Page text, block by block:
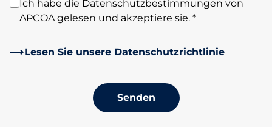
Ich habe die Datenschutzbestimmungen von
APCOA gelesen und akzeptiere sie. *
Lesen Sie unsere Datenschutzrichtlinie
Senden